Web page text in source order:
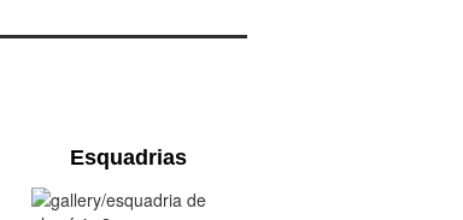
Esquadrias